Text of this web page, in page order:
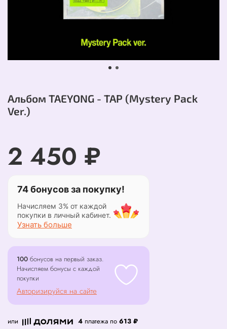
Альбом TAEYONG - TAP (Mystery Pack
Ver.)
2 450 ₽
74 бонусов за покупку!
Начисляем 3% от каждой
покупки в личный кабинет.
Узнать больше
100 бонусов на первый заказ.
Начисляем бонусы с каждой
покупки
Авторизируйся на сайте
или 4 платежа по 613 ₽